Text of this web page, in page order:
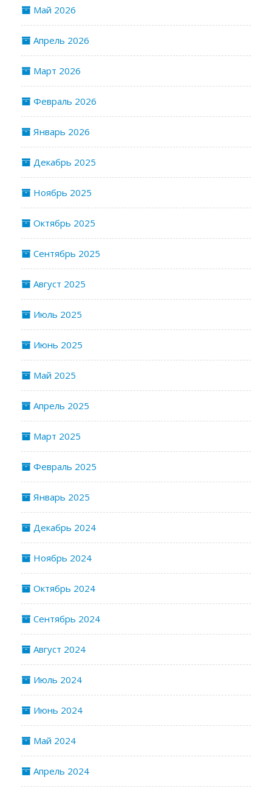
Май 2026
Апрель 2026
Март 2026
Февраль 2026
Январь 2026
Декабрь 2025
Ноябрь 2025
Октябрь 2025
Сентябрь 2025
Август 2025
Июль 2025
Июнь 2025
Май 2025
Апрель 2025
Март 2025
Февраль 2025
Январь 2025
Декабрь 2024
Ноябрь 2024
Октябрь 2024
Сентябрь 2024
Август 2024
Июль 2024
Июнь 2024
Май 2024
Апрель 2024